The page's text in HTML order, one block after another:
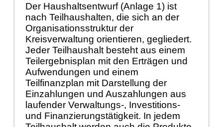
Der Haushaltsentwurf (Anlage 1) ist
nach Teilhaushalten, die sich an der
Organisationsstruktur der
Kreisverwaltung orientieren, gegliedert.
Jeder Teilhaushalt besteht aus einem
Teilergebnisplan mit den Erträgen und
Aufwendungen und einem
Teilfinanzplan mit Darstellung der
Einzahlungen und Auszahlungen aus
laufender Verwaltungs-, Investitions-
und Finanzierungstätigkeit. In jedem